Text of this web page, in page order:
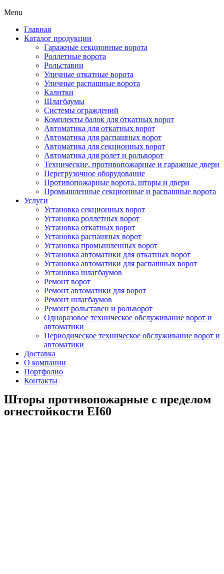
Menu
Главная
Каталог продукции
Гаражные секционные ворота
Роллетные ворота
Рольставни
Уличные откатные ворота
Уличные распашные ворота
Калитки
Шлагбаумы
Системы ограждений
Комплекты балок для откатных ворот
Автоматика для откатных ворот
Автоматика для распашных ворот
Автоматика для секционных ворот
Автоматика для ролет и рольворот
Технические, противопожарные и гаражные двери
Перегрузочное оборудование
Противопожарные ворота, шторы и двери
Промышленные секционные и распашные ворота
Услуги
Установка секционных ворот
Установка роллетных ворот
Установка откатных ворот
Установка распашных ворот
Установка промышленных ворот
Установка автоматики для откатных ворот
Установка автоматики для распашных ворот
Установка шлагбаумов
Ремонт ворот
Ремонт автоматики для ворот
Ремонт шлагбаумов
Ремонт рольставен и рольворот
Одноразовое техническое обслуживание ворот и
автоматики
Периодическое техническое обслуживание ворот и
автоматики
Доставка
О компании
Портфолио
Контакты
Шторы противопожарные с пределом
огнестойкости EI60